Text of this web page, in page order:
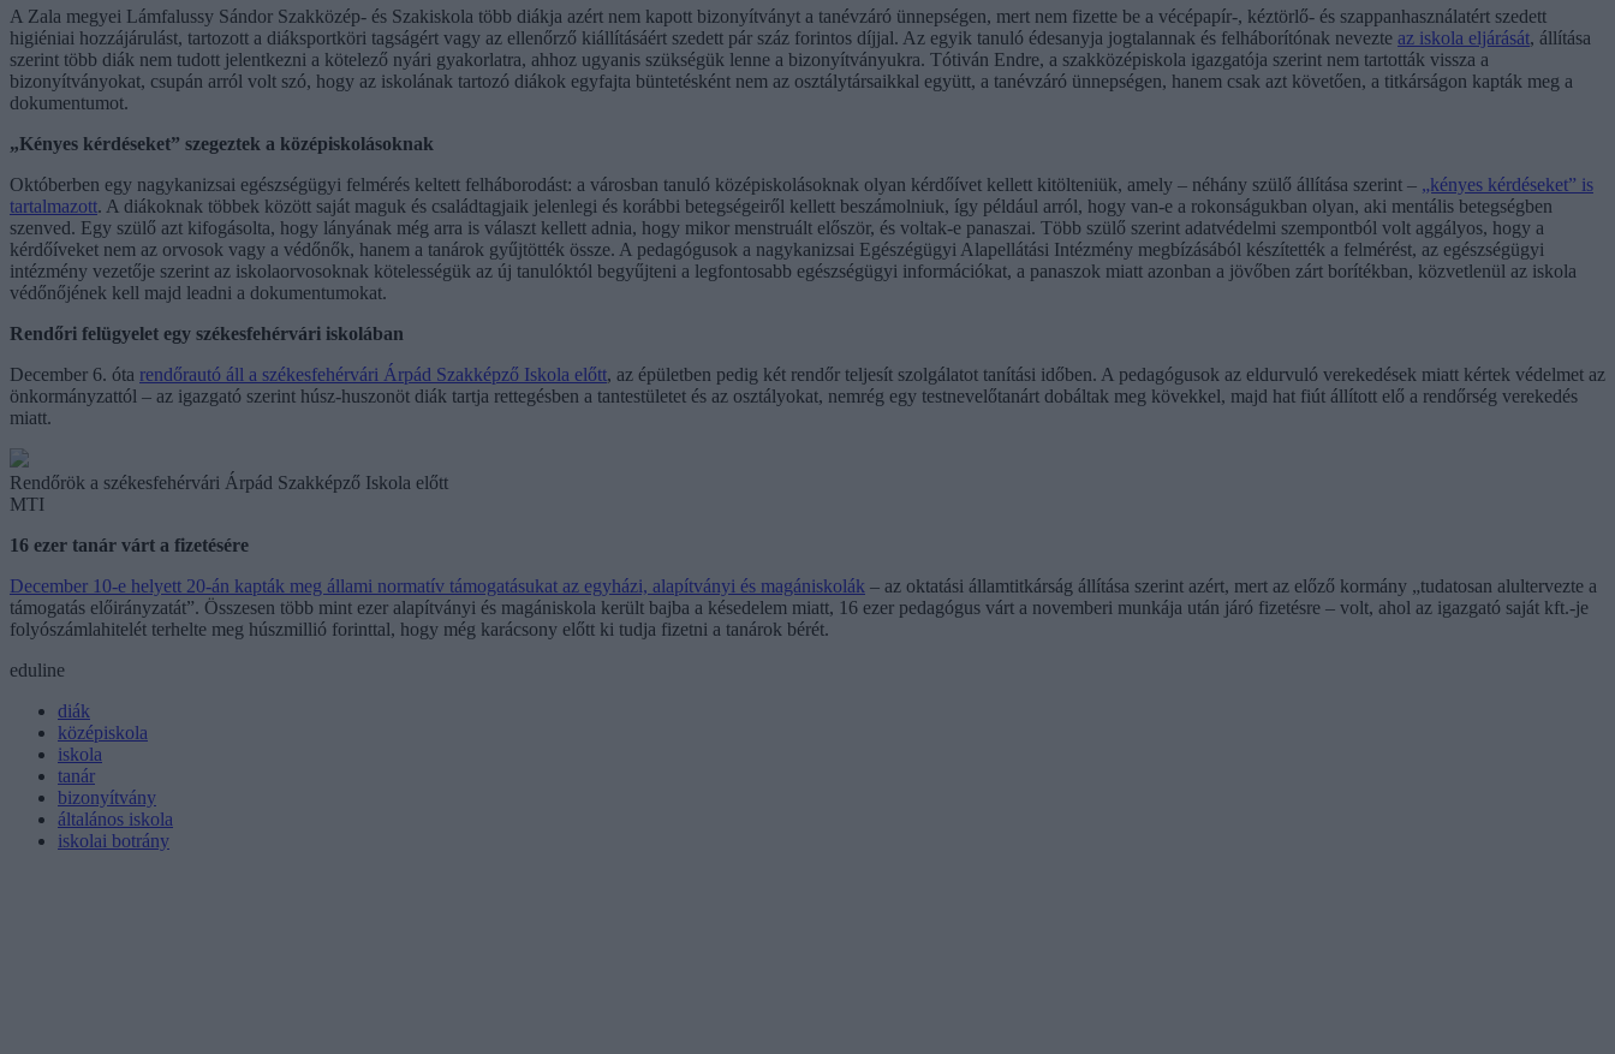
A Zala megyei Lámfalussy Sándor Szakközép- és Szakiskola több diákja azért nem kapott bizonyítványt a tanévzáró ünnepségen, mert nem fizette be a vécépapír-, kéztörlő- és szappanhasználatért szedett
higiéniai hozzájárulást, tartozott a diáksportköri tagságért vagy az ellenőrző kiállításáért szedett pár száz forintos díjjal. Az egyik tanuló édesanyja jogtalannak és felháborítónak nevezte az iskola eljárását, állítása
szerint több diák nem tudott jelentkezni a kötelező nyári gyakorlatra, ahhoz ugyanis szükségük lenne a bizonyítványukra. Tótiván Endre, a szakközépiskola igazgatója szerint nem tartották vissza a
bizonyítványokat, csupán arról volt szó, hogy az iskolának tartozó diákok egyfajta büntetésként nem az osztálytársaikkal együtt, a tanévzáró ünnepségen, hanem csak azt követően, a titkárságon kapták meg a
dokumentumot.
„Kényes kérdéseket” szegeztek a középiskolásoknak
Októberben egy nagykanizsai egészségügyi felmérés keltett felháborodást: a városban tanuló középiskolásoknak olyan kérdőívet kellett kitölteniük, amely – néhány szülő állítása szerint – „kényes kérdéseket” is
tartalmazott. A diákoknak többek között saját maguk és családtagjaik jelenlegi és korábbi betegségeiről kellett beszámolniuk, így például arról, hogy van-e a rokonságukban olyan, aki mentális betegségben
szenved. Egy szülő azt kifogásolta, hogy lányának még arra is választ kellett adnia, hogy mikor menstruált először, és voltak-e panaszai. Több szülő szerint adatvédelmi szempontból volt aggályos, hogy a
kérdőíveket nem az orvosok vagy a védőnők, hanem a tanárok gyűjtötték össze. A pedagógusok a nagykanizsai Egészégügyi Alapellátási Intézmény megbízásából készítették a felmérést, az egészségügyi
intézmény vezetője szerint az iskolaorvosoknak kötelességük az új tanulóktól begyűjteni a legfontosabb egészségügyi információkat, a panaszok miatt azonban a jövőben zárt borítékban, közvetlenül az iskola
védőnőjének kell majd leadni a dokumentumokat.
Rendőri felügyelet egy székesfehérvári iskolában
December 6. óta rendőrautó áll a székesfehérvári Árpád Szakképző Iskola előtt, az épületben pedig két rendőr teljesít szolgálatot tanítási időben. A pedagógusok az eldurvuló verekedések miatt kértek védelmet az
önkormányzattól – az igazgató szerint húsz-huszonöt diák tartja rettegésben a tantestületet és az osztályokat, nemrég egy testnevelőtanárt dobáltak meg kövekkel, majd hat fiút állított elő a rendőrség verekedés
miatt.
Rendőrök a székesfehérvári Árpád Szakképző Iskola előtt
MTI
16 ezer tanár várt a fizetésére
December 10-e helyett 20-án kapták meg állami normatív támogatásukat az egyházi, alapítványi és magániskolák – az oktatási államtitkárság állítása szerint azért, mert az előző kormány „tudatosan alultervezte a
támogatás előirányzatát”. Összesen több mint ezer alapítványi és magániskola került bajba a késedelem miatt, 16 ezer pedagógus várt a novemberi munkája után járó fizetésre – volt, ahol az igazgató saját kft.-je
folyószámlahitelét terhelte meg húszmillió forinttal, hogy még karácsony előtt ki tudja fizetni a tanárok bérét.
eduline
diák
középiskola
iskola
tanár
bizonyítvány
általános iskola
iskolai botrány